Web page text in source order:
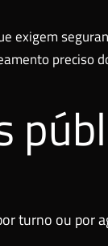
exigem
preciso
turno ou por